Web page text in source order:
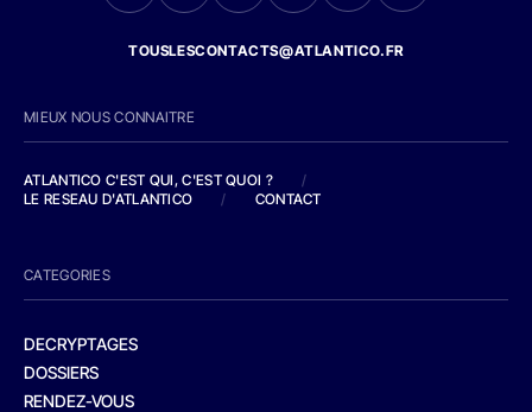
TOUSLESCONTACTS@ATLANTICO.FR
MIEUX NOUS CONNAITRE
ATLANTICO C'EST QUI, C'EST QUOI ?
/
LE RESEAU D'ATLANTICO
/ CONTACT
CATEGORIES
DECRYPTAGES
DOSSIERS
RENDEZ-VOUS